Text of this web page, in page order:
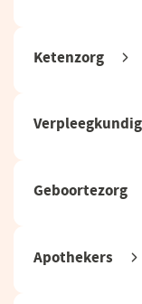
Ketenzorg
Geboortezorg
Apothekers